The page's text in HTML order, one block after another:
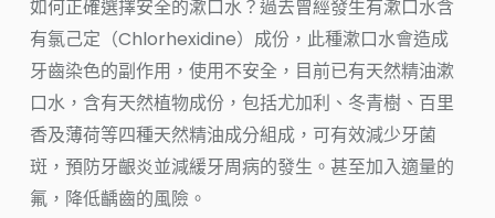
如何正確選擇安全的漱口水？過去曾經發生有漱口水含
有氯己定（Chlorhexidine）成份，此種漱口水會造成
牙齒染色的副作用，使用不安全，目前已有天然精油漱
口水，含有天然植物成份，包括尤加利、冬青樹、百里
香及薄荷等四種天然精油成分組成，可有效減少牙菌
斑，預防牙齦炎並減緩牙周病的發生。甚至加入適量的
氟，降低齲齒的風險。